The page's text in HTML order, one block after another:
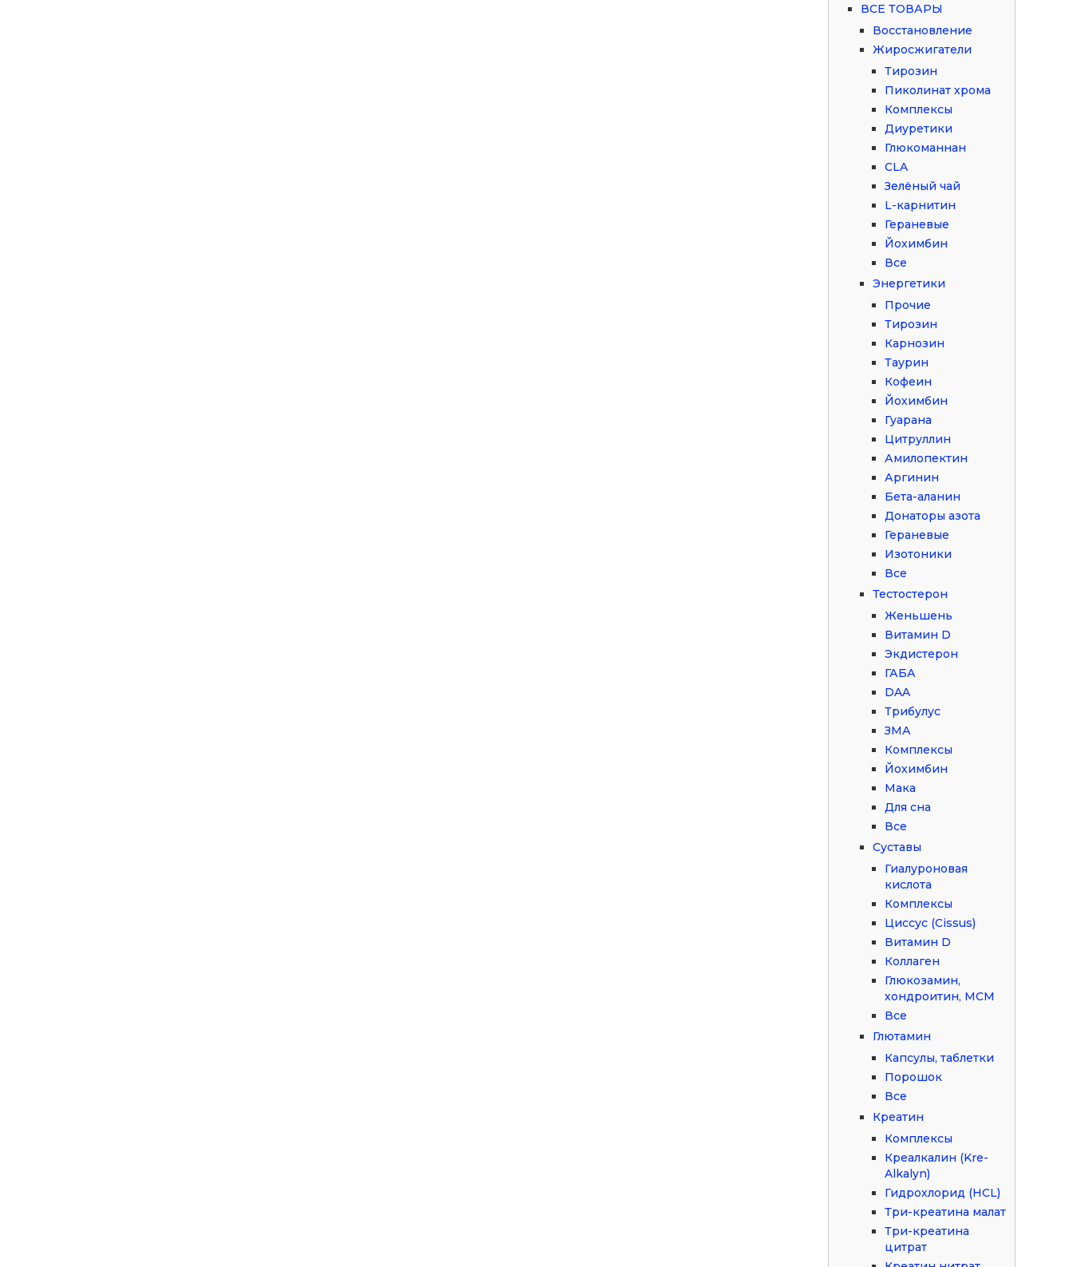
ВСЕ ТОВАРЫ
Восстановление
Жиросжигатели
Тирозин
Пиколинат хрома
Комплексы
Диуретики
Глюкоманнан
CLA
Зелёный чай
L-карнитин
Гераневые
Йохимбин
Все
Энергетики
Прочие
Тирозин
Карнозин
Таурин
Кофеин
Йохимбин
Гуарана
Цитруллин
Амилопектин
Аргинин
Бета-аланин
Донаторы азота
Гераневые
Изотоники
Все
Тестостерон
Женьшень
Витамин D
Экдистерон
ГАБА
DAA
Трибулус
ЗМА
Комплексы
Йохимбин
Мака
Для сна
Все
Суставы
Гиалуроновая
кислота
Комплексы
Циссус (Cissus)
Витамин D
Коллаген
Глюкозамин,
хондроитин, МСМ
Все
Глютамин
Капсулы, таблетки
Порошок
Все
Креатин
Комплексы
Креалкалин (Kre-
Alkalyn)
Гидрохлорид (HCL)
Три-креатина малат
Три-креатина
цитрат